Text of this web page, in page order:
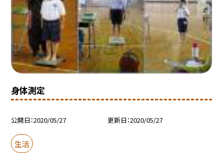
身体測定
公開日 2020/05/27 更新日 2020/05/27
生活